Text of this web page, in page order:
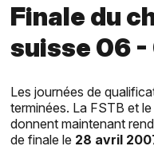
Finale du
suisse 06 -
Les journées de
terminées. La FSTB et
donnent maintenant
de finale le 28 avril